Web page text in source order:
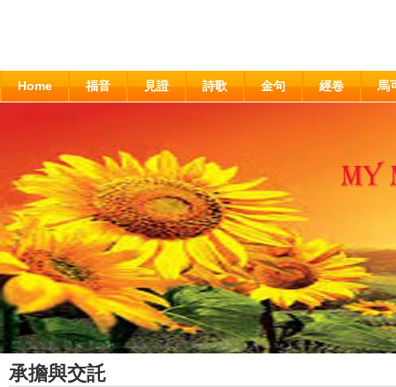
Home 福音 見證 詩歌 金句 經卷 馬
承擔與交託